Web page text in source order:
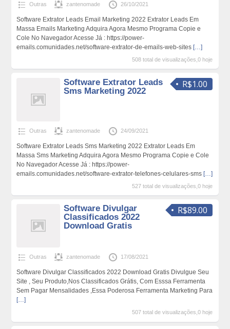
Outras zantenomade 26/10/2021
Software Extrator Leads Email Marketing 2022 Extrator Leads Em
Massa Emails Marketing Adquira Agora Mesmo Programa Copie e
Cole No Navegador Acesse Já : https://power-
emails.comunidades.net/software-extrator-de-emails-web-sites […]
508 total de visualizações,0 hoje
R$1.00
Software Extrator Leads
Sms Marketing 2022
Outras zantenomade 24/09/2021
Software Extrator Leads Sms Marketing 2022 Extrator Leads Em
Massa Sms Marketing Adquira Agora Mesmo Programa Copie e Cole
No Navegador Acesse Já : https://power-
emails.comunidades.net/software-extrator-telefones-celulares-sms […]
527 total de visualizações,0 hoje
R$89.00
Software Divulgar
Classificados 2022
Download Gratis
Outras zantenomade 17/08/2021
Software Divulgar Classificados 2022 Download Gratis Divulgue Seu
Site , Seu Produto,Nos Classificados Grátis, Com Esssa Ferramenta
Sem Pagar Mensalidades ,Essa Poderosa Ferramenta Marketing Para
[…]
507 total de visualizações,0 hoje